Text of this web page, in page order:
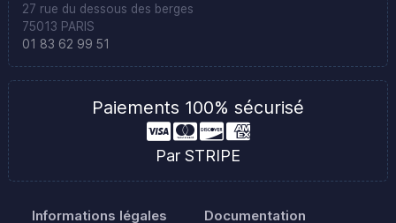
27 rue du dessous des berges
75013 PARIS
01 83 62 99 51
Paiements 100% sécurisé
Par STRIPE
Informations légales Documentation